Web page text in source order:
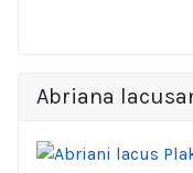
Abriana